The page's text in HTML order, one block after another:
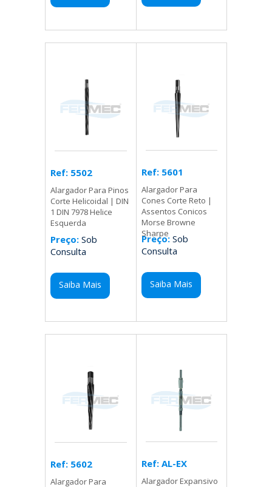
Ref: 5502
Alargador Para Pinos
Corte Helicoidal | DIN
1 DIN 7978 Helice
Esquerda
Preço: Sob
Consulta
Saiba Mais
Ref: 5601
Alargador Para
Cones Corte Reto |
Assentos Conicos
Morse Browne
Sharpe
Preço:Sob
Consulta
Saiba Mais
Ref: 5602
Alargador Para
Ref: AL-EX
Alargador Expansivo